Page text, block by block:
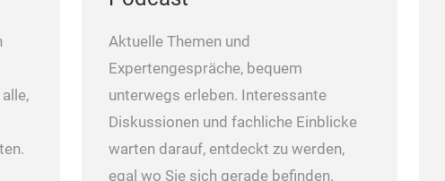
Aktuelle Themen und
Expertengespräche, bequem
unterwegs erleben. Interessante
Diskussionen und fachliche Einblicke
warten darauf, entdeckt zu werden,
egal wo Sie sich gerade befinden.